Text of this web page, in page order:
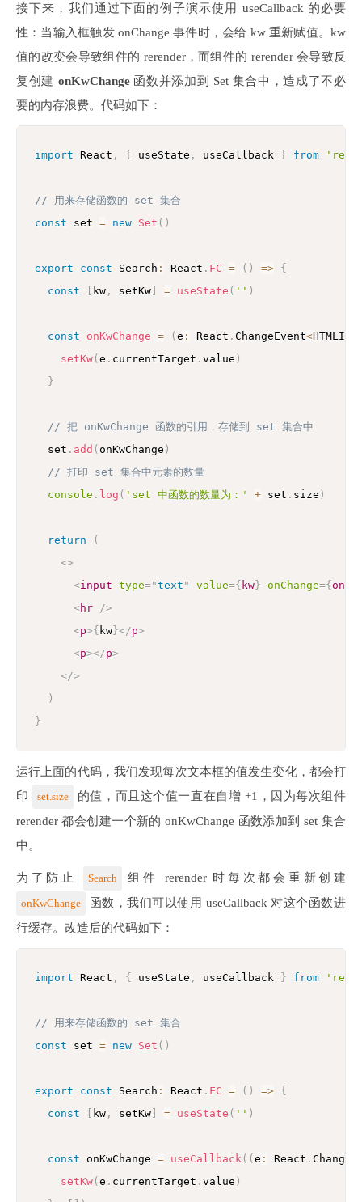
接下来，我们通过下面的例子演示使用 useCallback 的必要
性：当输入框触发 onChange 事件时，会给 kw 重新赋值。kw
值的改变会导致组件的 rerender，而组件的 rerender 会导致反
复创建 onKwChange函数并添加到 Set 集合中，造成了不必
要的内存浪费。代码如下：
import React , { useState , useCallback } from
// 用来存储函数的 set 集合
const set = new Set ( )
export const Search : React . FC = ( ) => {
const
kw , setKw = useState ( '' )
const onKwChange = ( e : React . ChangeEvent<
setKw( e . currentTarget . value )
}
// 把 onKwChange 函数的引用，存储到 set 集合中
  set
. add ( onKwChange )
// 打印 set 集合中元素的数量
console . log ( 'set 中函数的数量为：' + set . size )
return
(
<>
<input type="text " value={ kw } onChange={
<hr
/>
<p>{ kw }</p>
<p></p>
</>
)
}
运行上面的代码，我们发现每次文本框的值发生变化，都会打
印
set.size
的值，而且这个值一直在自增 +1，因为每次组件
rerender 都会创建一个新的 onKwChange 函数添加到 set 集合
中。
为了防止 Search 组件 rerender 时每次都会重新创建
onKwChange
函数，我们可以使用 useCallback 对这个函数进
行缓存。改造后的代码如下：
import React , { useState , useCallback } from
// 用来存储函数的 set 集合
const set = new Set ( )
export const Search : React . FC = ( ) => {
const
kw , setKw = useState ( '' )
const onKwChange = useCallback( ( e : React .
setKw( e . currentTarget . value )